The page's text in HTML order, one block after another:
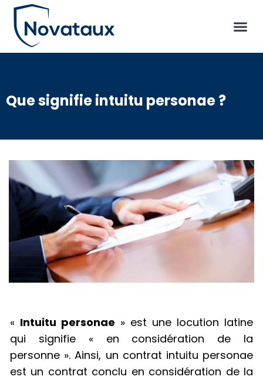
Que signifie intuitu personae ?
« Intuitu personae » est une locution latine
qui signifie « en considération de la
personne ». Ainsi, un contrat intuitu personae
est un contrat conclu en considération de la